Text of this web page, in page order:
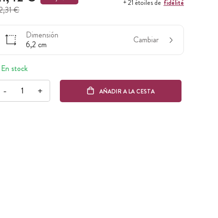
€
+ 21 étoiles de fidélité
Dimensión
6,2 cm
Cambiar
En stock
- + AÑADIR A LA CESTA